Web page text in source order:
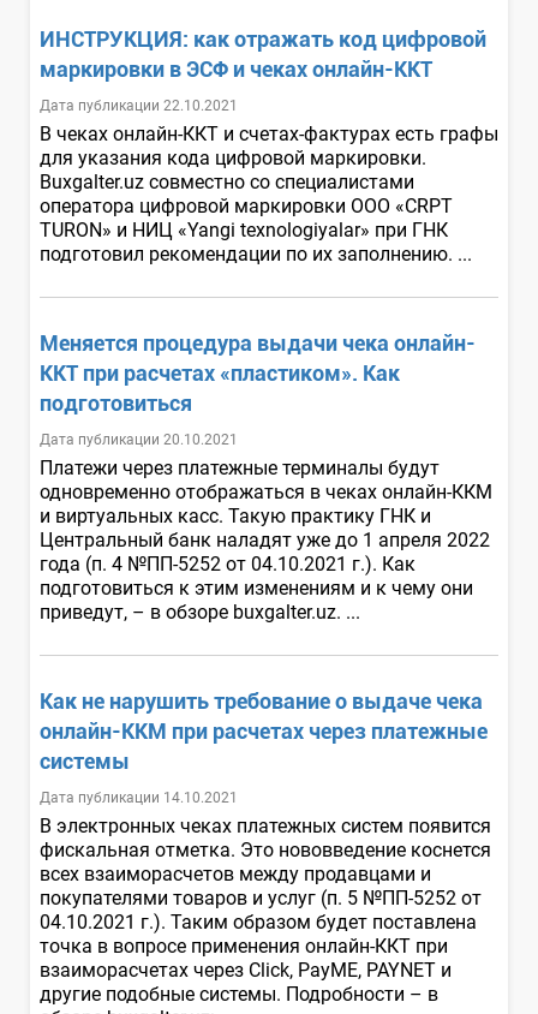
ИНСТРУКЦИЯ: как отражать код цифровой
маркировки в ЭСФ и чеках онлайн-ККТ
Дата публикации 22.10.2021
В чеках онлайн-ККТ и счетах-фактурах есть графы
для указания кода цифровой маркировки.
Buxgalter.uz совместно со специалистами
оператора цифровой маркировки ООО «CRPT
TURON» и НИЦ «Yangi texnologiyalar» при ГНК
подготовил рекомендации по их заполнению. ...
Меняется процедура выдачи чека онлайн-
ККТ при расчетах «пластиком». Как
подготовиться
Дата публикации 20.10.2021
Платежи через платежные терминалы будут
одновременно отображаться в чеках онлайн-ККМ
и виртуальных касс. Такую практику ГНК и
Центральный банк наладят уже до 1 апреля 2022
года (п. 4 №ПП-5252 от 04.10.2021 г.). Как
подготовиться к этим изменениям и к чему они
приведут, – в обзоре buxgalter.uz. ...
Как не нарушить требование о выдаче чека
онлайн-ККМ при расчетах через платежные
системы
Дата публикации 14.10.2021
В электронных чеках платежных систем появится
фискальная отметка. Это нововведение коснется
всех взаиморасчетов между продавцами и
покупателями товаров и услуг (п. 5 №ПП-5252 от
04.10.2021 г.). Таким образом будет поставлена
точка в вопросе применения онлайн-ККТ при
взаиморасчетах через Click, PayME, PAYNET и
другие подобные системы. Подробности – в